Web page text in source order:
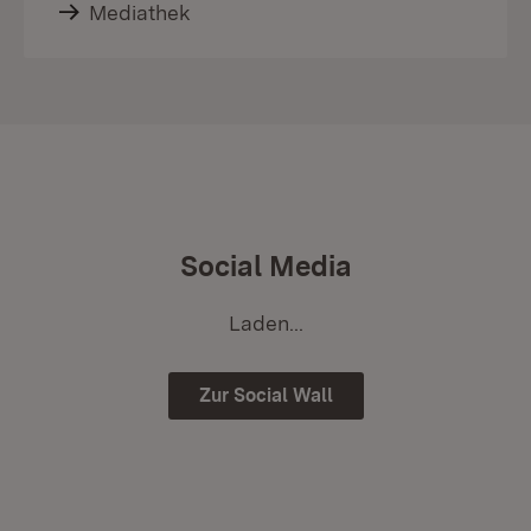
Mediathek
Social Media
Laden...
Zur Social Wall